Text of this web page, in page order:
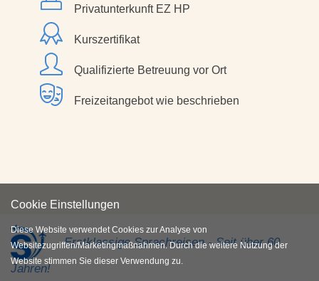
Cookie Einstellungen
Diese Website verwendet Cookies zur Analyse von
Websitezugriffen/Marketingmaßnahmen. Durch die weitere Nutzung der
Website stimmen Sie dieser Verwendung zu.
Privatunterkunft EZ HP
Kurszertifikat
Qualifizierte Betreuung vor Ort
Freizeitangebot wie beschrieben
Erstklassige Sprachreisen - Seit über 60
Jahren!